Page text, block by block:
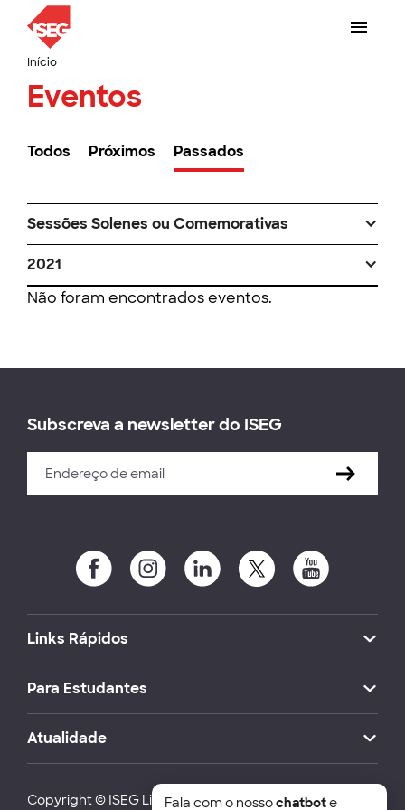
Início
Eventos
Todos Próximos Passados
Sessões Solenes ou Comemorativas
2021
Não foram encontrados eventos.
Subscreva a newsletter do ISEG
Links Rápidos
Para Estudantes
Atualidade
Copyright © ISEG Lisbon School of Economics and
Fala com o nossochatbote